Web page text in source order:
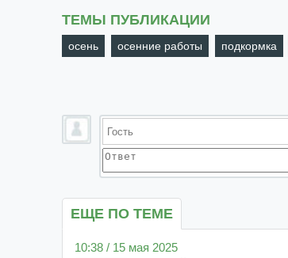
ТЕМЫ ПУБЛИКАЦИИ
осень осенние работы подкормка
ЕЩЕ ПО ТЕМЕ
10:38 / 15 мая 2025